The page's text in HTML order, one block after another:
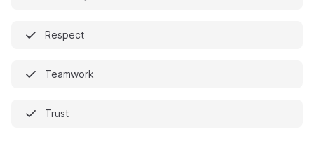
Respect
Teamwork
Trust